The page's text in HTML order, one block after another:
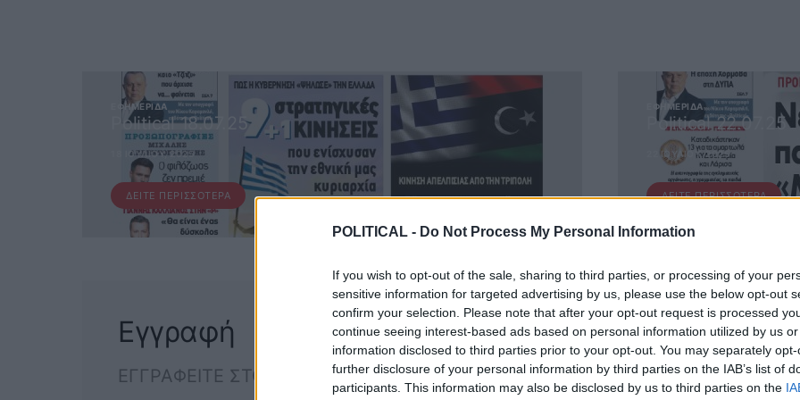
POLITICAL - Do Not Process My Personal Information
If you wish to opt-out of the sale, sharing to third parties, or processing of your
sensitive information for targeted advertising by us, please use the below opt-out
confirm your selection. Please note that after your opt-out request is processed
continue seeing interest-based ads based on personal information utilized by us
information disclosed to third parties prior to your opt-out. You may separately
further disclosure of your personal information by third parties on the IAB’s list of
participants. This information may also be disclosed by us to third parties on the
ΕΦΗΜΕΡΊΔΑ
Political 18.07.25
18 ΙΟΥΛΊΟΥ, 2025
ΔΕΊΤΕ ΠΕΡΙΣΣΌΤΕΡΑ
ΕΦΗΜΕΡΊΔΑ
Political 22.07.25
22 ΙΟΥΛΊΟΥ, 2025
ΔΕΊΤΕ ΠΕΡΙΣΣΌΤΕΡΑ
Εγγραφή
ΕΓΓΡΑΦΕΙΤΕ ΣΤΟ NEWSLETTER ΜΑΣ
ΕΓΓΡΑΦΕΙΤΕ ΣΤΟ NEWSLETTER ΜΑΣ ΓΙΑ ΝΑ ΛΑΜΒΑΝΕΤΕ ΤΗΝ